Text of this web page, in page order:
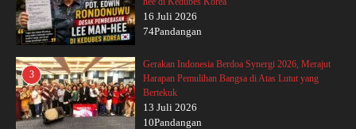
16 Juli 2026
74Pandangan
3
Gerakan Indonesia Berdoa Synergi 2026, Merajut
Harapan Pemulihan Bangsa di Atas Lutut yang
Bertekuk
13 Juli 2026
10Pandangan